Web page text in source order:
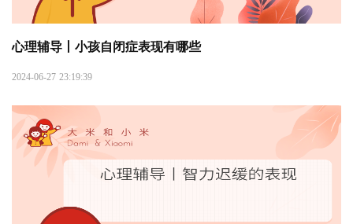
心理辅导丨小孩自闭症表现有哪些
2024-06-27 23:19:39